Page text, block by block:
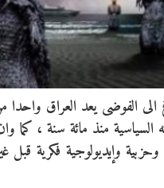
الى الفوضى يعد العراق
السياسية منذ مائة سنة ، كما
وإيديولوجية فكرية